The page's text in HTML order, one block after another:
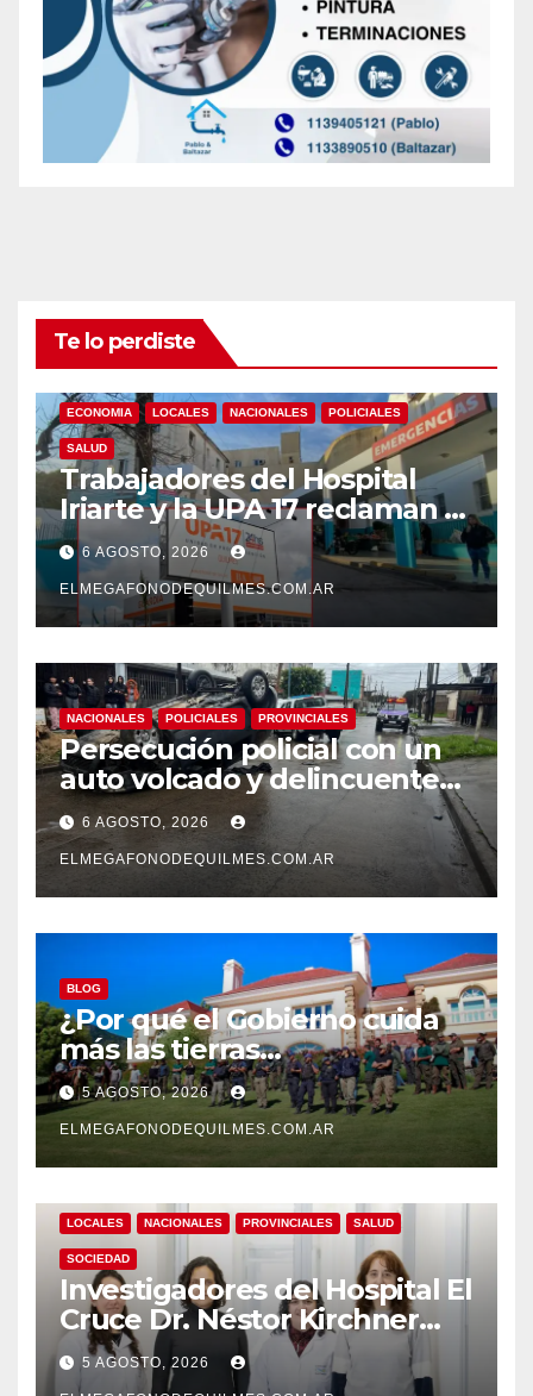
Te lo perdiste
ECONOMIA LOCALES NACIONALES POLICIALES
SALUD
Trabajadores del Hospital
Iriarte y la UPA 17 reclaman el
pase a planta de becarios y
mejoras laborales
6 AGOSTO, 2026
ELMEGAFONODEQUILMES.COM.AR
NACIONALES POLICIALES PROVINCIALES
Persecución policial con un
auto volcado y delincuentes
detenidos en San Francisco
Solano
6 AGOSTO, 2026
ELMEGAFONODEQUILMES.COM.AR
BLOG
¿Por qué el Gobierno cuida
más las tierras
extranjerizadas que el
patrimonio de todos los
argentinos?
5 AGOSTO, 2026
ELMEGAFONODEQUILMES.COM.AR
LOCALES NACIONALES PROVINCIALES SALUD
SOCIEDAD
Investigadores del Hospital El
Cruce Dr. Néstor Kirchner
desarrollan un estudio
pionero sobre el
5 AGOSTO, 2026